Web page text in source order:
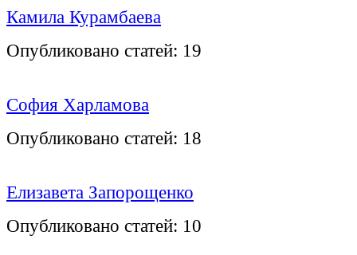
Камила Курамбаева
Опубликовано статей: 19
София Харламова
Опубликовано статей: 18
Елизавета Запорощенко
Опубликовано статей: 10